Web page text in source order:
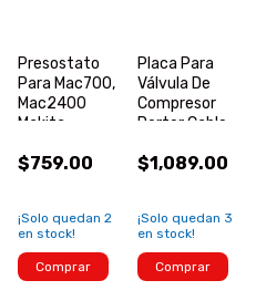
Presostato
Para Mac700,
Mac2400
Makita
$759.00
¡Solo quedan 2
en stock!
Comprar
Placa Para
Válvula De
Compresor
Porter Cable
0032
$1,089.00
¡Solo quedan 3
en stock!
Comprar